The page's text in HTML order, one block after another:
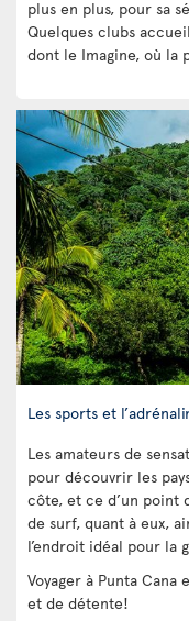
plus en plus, pour sa
Quelques clubs
dont le Imagine, où la
Les sports et
Les amateurs de
pour découvrir les
côte, et ce d’un point
de surf, quant à eux,
l’endroit idéal pour la
Voyager à Punta
et de détente!